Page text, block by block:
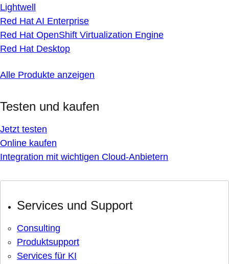
Lightwell
Red Hat AI Enterprise
Red Hat OpenShift Virtualization Engine
Red Hat Desktop
Alle Produkte anzeigen
Testen und kaufen
Jetzt testen
Online kaufen
Integration mit wichtigen Cloud-Anbietern
Services und Support
Consulting
Produktsupport
Services für KI